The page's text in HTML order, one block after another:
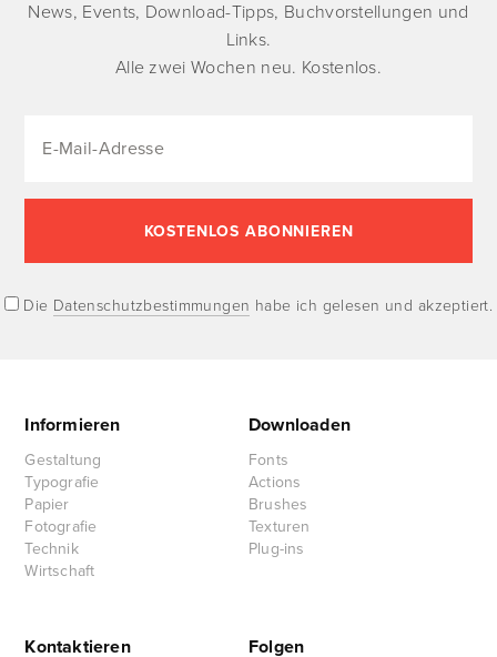
News, Events, Download-Tipps, Buchvorstellungen und
Links.
Alle zwei Wochen neu. Kostenlos.
Die Datenschutzbestimmungen habe ich gelesen und akzeptiert.
Informieren
Gestaltung
Typografie
Papier
Fotografie
Technik
Wirtschaft
Downloaden
Fonts
Actions
Brushes
Texturen
Plug-ins
Kontaktieren Folgen